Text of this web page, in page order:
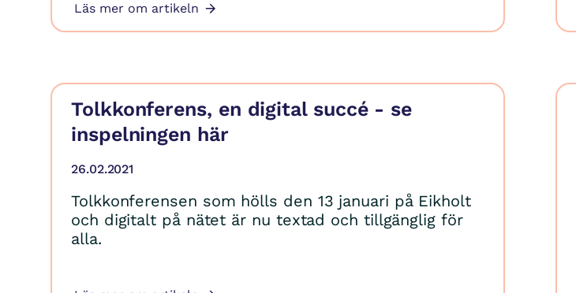
Läs mer om artikeln
Tolkkonferens, en digital succé - se
inspelningen här
26.02.2021
Tolkkonferensen som hölls den 13 januari på Eikholt
och digitalt på nätet är nu textad och tillgänglig för
alla.